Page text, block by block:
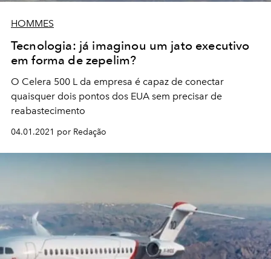
HOMMES
Tecnologia: já imaginou um jato executivo
em forma de zepelim?
O Celera 500 L da empresa é capaz de conectar
quaisquer dois pontos dos EUA sem precisar de
reabastecimento
04.01.2021 por Redação